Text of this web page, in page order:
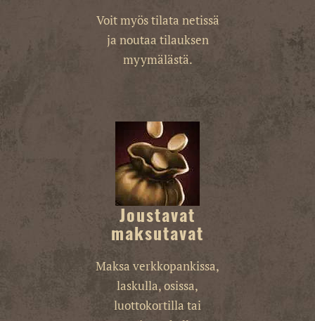
Voit myös tilata netissä
ja noutaa tilauksen
myymälästä.
Joustavat
maksutavat
Maksa verkkopankissa,
laskulla, osissa,
luottokortilla tai